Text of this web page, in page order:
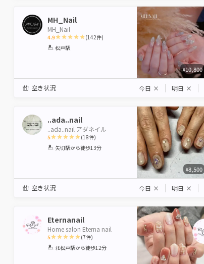
MH_Nail
MH_Nail
4.9
1 2 3
(142件)
松戸駅
¥10,800
空き状況 今日 × 明日 ×
..ada..nail
..ada..nail アダネイル
5
1 2 3 4 5
(18件)
矢切駅から徒歩13分
¥8,500
空き状況 今日 × 明日 ×
Eternanail
Home salon Eterna nail
5
1 2 3 4 5
(7件)
北松戸駅から徒歩12分